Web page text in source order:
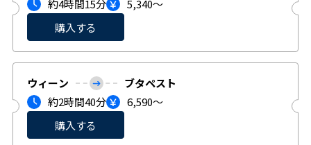
約4時間15分
5,340〜
購入する
ウィーン
ブタペスト
約2時間40分
6,590〜
購入する